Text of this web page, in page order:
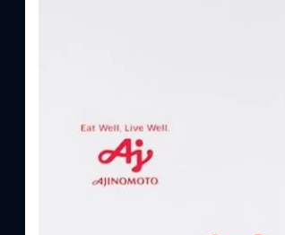
บริษัท อายิโนะโมะโต๊ะ (ประเทศไทย) จำกัด จั
แนวคิดการดำเนินธุรกิจและการพัฒนาผลิต
ผู้บริโภค ท่ามกลางการเติบโตของตลาด
บาท หรือคิดเป็นสัดส่วนราว 8% ของผลิตภัณฑ์